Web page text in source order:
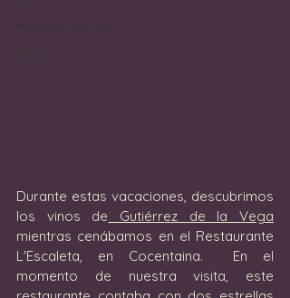
Durante estas vacaciones, descubrimos
los vinos de Gutiérrez de la Vega
mientras cenábamos en el Restaurante
L'Escaleta, en Cocentaina.  En el
momento de nuestra visita, este